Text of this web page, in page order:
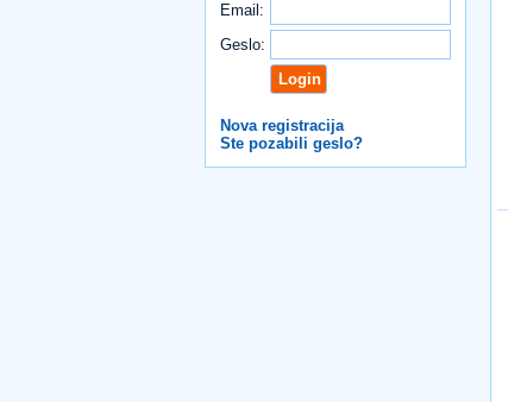
Email:
Geslo:
Nova registracija
Ste pozabili geslo?